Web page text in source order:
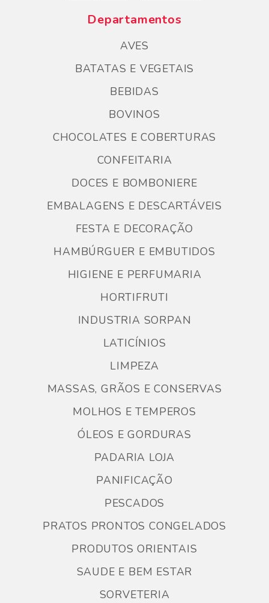
Departamentos
AVES
BATATAS E VEGETAIS
BEBIDAS
BOVINOS
CHOCOLATES E COBERTURAS
CONFEITARIA
DOCES E BOMBONIERE
EMBALAGENS E DESCARTÁVEIS
FESTA E DECORAÇÃO
HAMBÚRGUER E EMBUTIDOS
HIGIENE E PERFUMARIA
HORTIFRUTI
INDUSTRIA SORPAN
LATICÍNIOS
LIMPEZA
MASSAS, GRÃOS E CONSERVAS
MOLHOS E TEMPEROS
ÓLEOS E GORDURAS
PADARIA LOJA
PANIFICAÇÃO
PESCADOS
PRATOS PRONTOS CONGELADOS
PRODUTOS ORIENTAIS
SAUDE E BEM ESTAR
SORVETERIA